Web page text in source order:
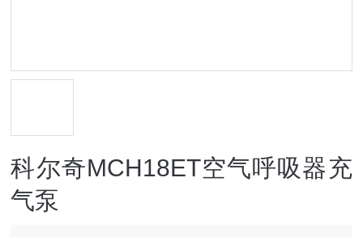
科尔奇MCH18ET空气呼吸器充
气泵